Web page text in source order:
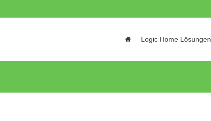
Logic Home Lösungen